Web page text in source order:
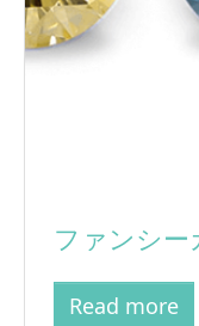
ファンシー
Read more